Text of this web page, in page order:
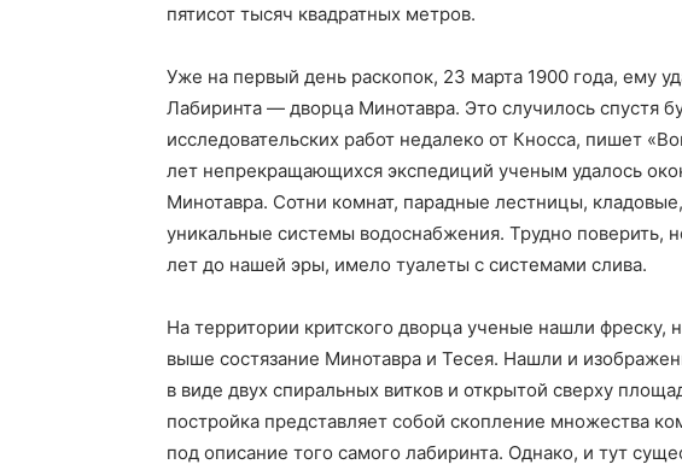
пятисот тысяч квадратных метров.
Уже на первый день раскопок, 23 марта 1900 года, ему
Лабиринта — дворца Минотавра. Это случилось спустя
исследовательских работ недалеко от Кносса, пишет
лет непрекращающихся экспедиций ученым удалось
Минотавра. Сотни комнат, парадные лестницы,
уникальные системы водоснабжения. Трудно поверить,
лет до нашей эры, имело туалеты с системами слива.
На территории критского дворца ученые нашли фреску,
выше состязание Минотавра и Тесея. Нашли и
в виде двух спиральных витков и открытой сверху
постройка представляет собой скопление множества
под описание того самого лабиринта. Однако, и тут